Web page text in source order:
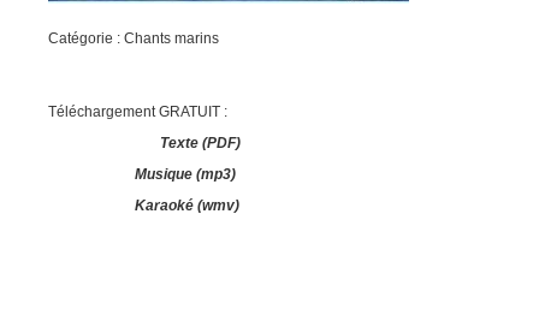
Catégorie : Chants marins
Téléchargement GRATUIT :
Texte (PDF)
Musique (mp3)
Karaoké (wmv)